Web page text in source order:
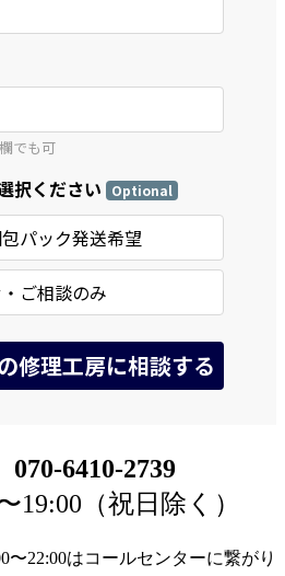
6410-2739
（祝日除く）
〜22:00はコールセンターに繋がり